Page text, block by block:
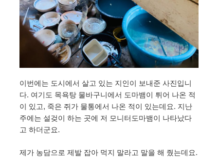
이번에는 도시에서 살고 있는 지인이 보내준 사진입니
다. 여기도 목욕탕 물바구니에서 도마뱀이 튀어 나온 적
이 있고, 죽은 쥐가 물통에서 나온 적이 있는데요. 지난
주에는 설겆이 하는 곳에 저 모니터도마뱀이 나타났다
고 하더군요.
제가 농담으로 제발 잡아 먹지 말라고 말을 해 줬는데요.